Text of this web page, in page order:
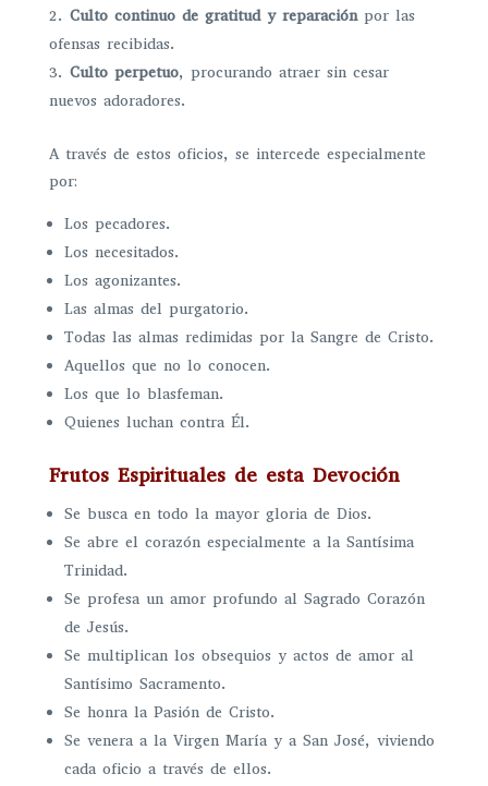
Culto continuo de gratitud y reparaciónpor las
ofensas recibidas.
Culto perpetuo, procurando atraer sin cesar
nuevos adoradores.
A través de estos oficios, se intercede especialmente
por:
Los pecadores.
Los necesitados.
Los agonizantes.
Las almas del purgatorio.
Todas las almas redimidas por la Sangre de Cristo.
Aquellos que no lo conocen.
Los que lo blasfeman.
Quienes luchan contra Él.
Frutos Espirituales de esta Devoción
Se busca en todo la mayor gloria de Dios.
Se abre el corazón especialmente a la Santísima
Trinidad.
Se profesa un amor profundo al Sagrado Corazón
de Jesús.
Se multiplican los obsequios y actos de amor al
Santísimo Sacramento.
Se honra la Pasión de Cristo.
Se venera a la Virgen María y a San José, viviendo
cada oficio a través de ellos.